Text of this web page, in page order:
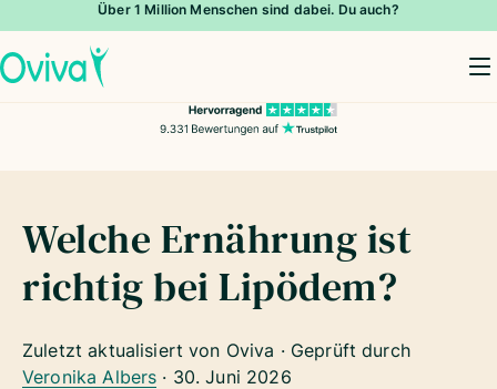
Über 1 Million Menschen sind dabei. Du auch?
Welche Ernährung ist
richtig bei Lipödem?
Zuletzt aktualisiert von Oviva · Geprüft durch
Veronika Albers · 30. Juni 2026